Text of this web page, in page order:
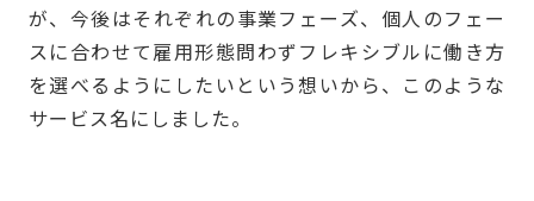
が、今後はそれぞれの事業フェーズ、個人のフェー
スに合わせて雇用形態問わずフレキシブルに働き方
を選べるようにしたいという想いから、このような
サービス名にしました。